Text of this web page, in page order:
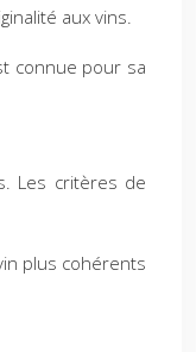
aux vins.
connue pour sa
Les critères de
plus cohérents